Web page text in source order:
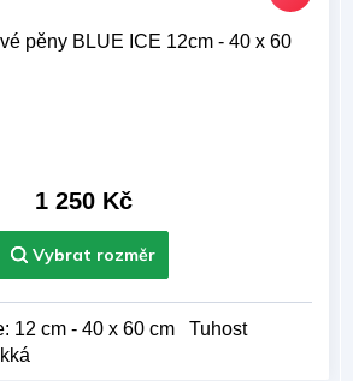
pěny BLUE ICE 12cm - 40 x 60
1 250 Kč
12 cm - 40 x 60 cm Tuhost